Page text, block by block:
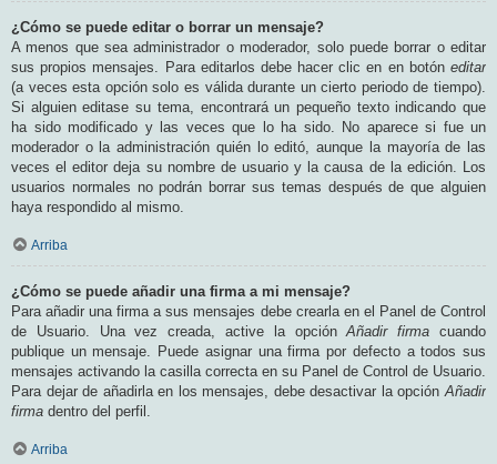
¿Cómo se puede editar o borrar un mensaje?
A menos que sea administrador o moderador, solo puede borrar o editar
sus propios mensajes. Para editarlos debe hacer clic en en botón editar
(a veces esta opción solo es válida durante un cierto periodo de tiempo).
Si alguien editase su tema, encontrará un pequeño texto indicando que
ha sido modificado y las veces que lo ha sido. No aparece si fue un
moderador o la administración quién lo editó, aunque la mayoría de las
veces el editor deja su nombre de usuario y la causa de la edición. Los
usuarios normales no podrán borrar sus temas después de que alguien
haya respondido al mismo.
Arriba
¿Cómo se puede añadir una firma a mi mensaje?
Para añadir una firma a sus mensajes debe crearla en el Panel de Control
de Usuario. Una vez creada, active la opciónAñadir firma cuando
publique un mensaje. Puede asignar una firma por defecto a todos sus
mensajes activando la casilla correcta en su Panel de Control de Usuario.
Para dejar de añadirla en los mensajes, debe desactivar la opciónAñadir
firma dentro del perfil.
Arriba